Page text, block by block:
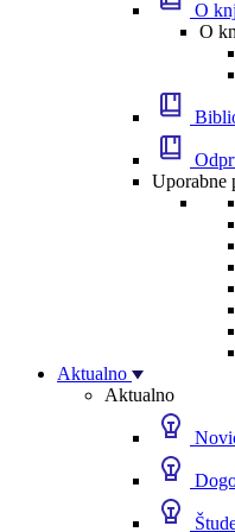
O
O
Uporabne
Aktualno
Aktualno